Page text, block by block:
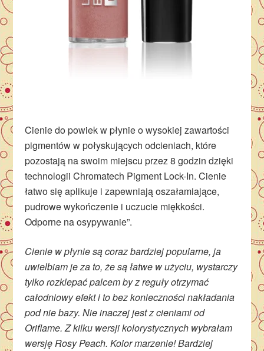
Cienie do powiek w płynie o wysokiej zawartości
pigmentów w połyskujących odcieniach, które
pozostają na swoim miejscu przez 8 godzin dzięki
technologii Chromatech Pigment Lock-In. Cienie
łatwo się aplikuje i zapewniają oszałamiające,
pudrowe wykończenie i uczucie miękkości.
Odporne na osypywanie”.
Cienie w płynie są coraz bardziej popularne, ja
uwielbiam je za to, że są łatwe w użyciu, wystarczy
tylko rozklepać palcem by z reguły otrzymać
całodniowy efekt i to bez konieczności nakładania
pod nie bazy. Nie inaczej jest z cieniami od
Oriflame. Z kilku wersji kolorystycznych wybrałam
wersję Rosy Peach. Kolor marzenie! Bardziej